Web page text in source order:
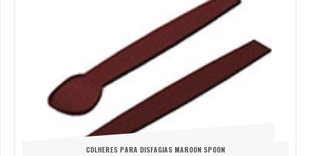
COLHERES PARA DISFAGIAS MAROON SPOON